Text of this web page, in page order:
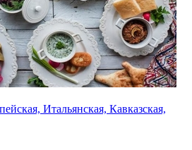
Итальянская, Кавказская,